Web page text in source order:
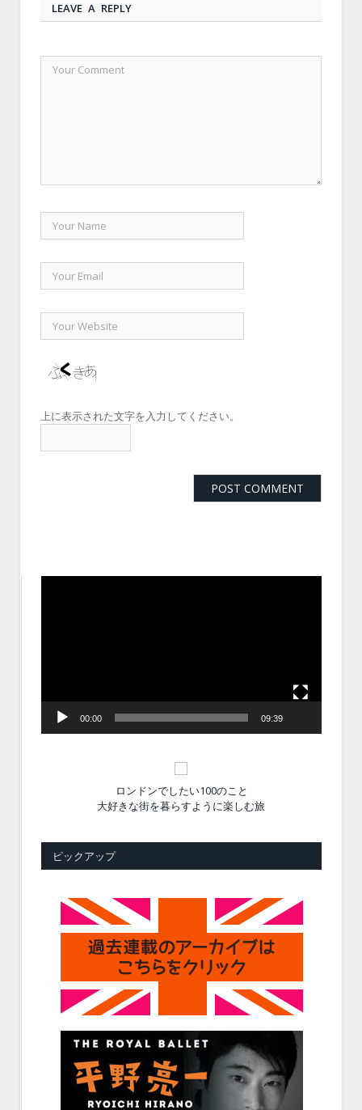
LEAVE A REPLY
上に表示された文字を入力してください。
00:00 09:39
ロンドンでしたい100のこと
大好きな街を暮らすように楽しむ旅
ピックアップ